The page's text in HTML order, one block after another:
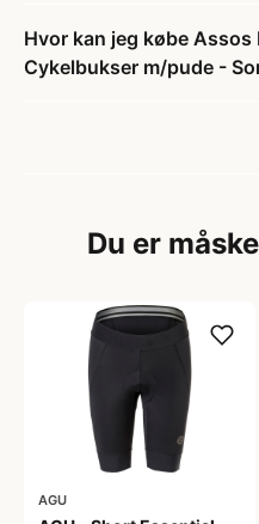
Hvor kan jeg købe Assos
Cykelbukser m/pude -
Du er
AGU